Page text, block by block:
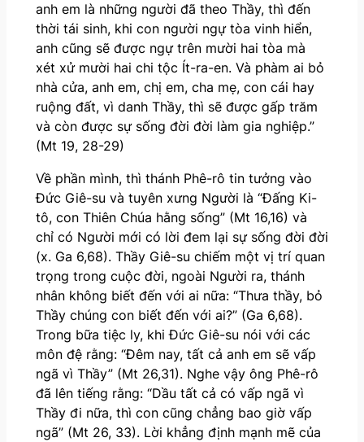
anh em là những người đã theo Thầy, thì đến
thời tái sinh, khi con người ngự tòa vinh hiển,
anh cũng sẽ được ngự trên mười hai tòa mà
xét xử mười hai chi tộc Ít-ra-en. Và phàm ai bỏ
nhà cửa, anh em, chị em, cha mẹ, con cái hay
ruộng đất, vì danh Thầy, thì sẽ được gấp trăm
và còn được sự sống đời đời làm gia nghiệp.”
(Mt 19, 28-29)
Về phần mình, thì thánh Phê-rô tin tưởng vào
Đức Giê-su và tuyên xưng Người là “Đấng Ki-
tô, con Thiên Chúa hằng sống” (Mt 16,16) và
chỉ có Người mới có lời đem lại sự sống đời đời
(x. Ga 6,68). Thầy Giê-su chiếm một vị trí quan
trọng trong cuộc đời, ngoài Người ra, thánh
nhân không biết đến với ai nữa: “Thưa thầy, bỏ
Thầy chúng con biết đến với ai?” (Ga 6,68).
Trong bữa tiệc ly, khi Đức Giê-su nói với các
môn đệ rằng: “Đêm nay, tất cả anh em sẽ vấp
ngã vì Thầy” (Mt 26,31). Nghe vậy ông Phê-rô
đã lên tiếng rằng: “Dầu tất cả có vấp ngã vì
Thầy đi nữa, thì con cũng chẳng bao giờ vấp
ngã” (Mt 26, 33). Lời khẳng định mạnh mẽ của